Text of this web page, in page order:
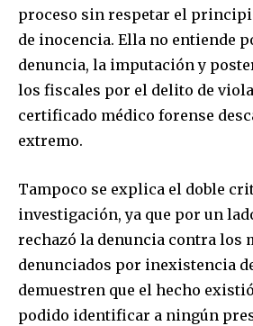
proceso sin respetar el
de inocencia. Ella no entiende
denuncia, la imputación y
los fiscales por el delito de
certificado médico forense
extremo.
Tampoco se explica el doble
investigación, ya que por un
rechazó la denuncia contra los
denunciados por inexistencia
demuestren que el hecho
podido identificar a ningún